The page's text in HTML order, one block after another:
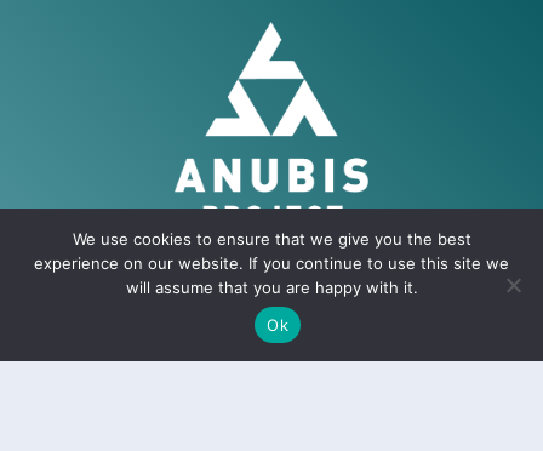
Anubis Research Description
Publications
We use cookies to ensure that we give you the best
experience on our website. If you continue to use this site we
will assume that you are happy with it.
Ok